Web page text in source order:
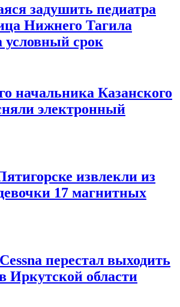
задушить педиатра
Нижнего Тагила
условный срок
начальника Казанского
электронный
извлекли из
17 магнитных
перестал выходить
Иркутской области